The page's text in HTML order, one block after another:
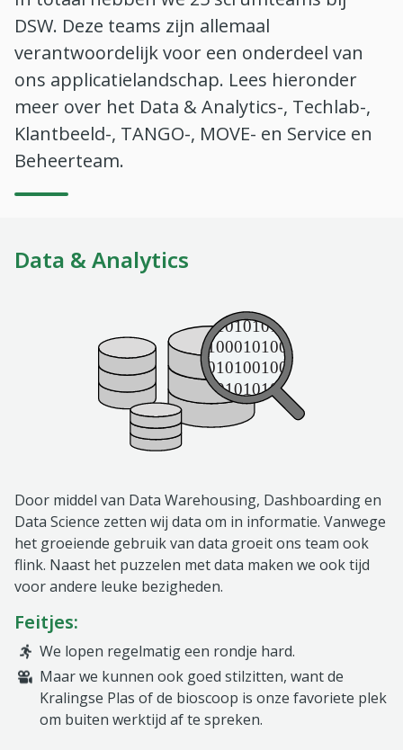
DSW. Deze teams zijn allemaal
verantwoordelijk voor een onderdeel van
ons applicatielandschap. Lees hieronder
meer over het Data & Analytics-, Techlab-,
Klantbeeld-, TANGO-, MOVE- en Service en
Beheerteam.
Data & Analytics
Door middel van Data Warehousing, Dashboarding en
Data Science zetten wij data om in informatie. Vanwege
het groeiende gebruik van data groeit ons team ook
flink. Naast het puzzelen met data maken we ook tijd
voor andere leuke bezigheden.
Feitjes:
We lopen regelmatig een rondje hard.
Maar we kunnen ook goed stilzitten, want de
Kralingse Plas of de bioscoop is onze favoriete plek
om buiten werktijd af te spreken.